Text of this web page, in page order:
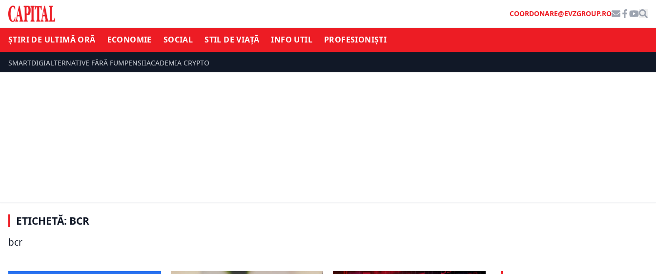
COORDONARE@EVZGROUP.RO
ȘTIRI DE ULTIMĂ ORĂ ECONOMIE SOCIAL STIL DE VIAȚĂ INFO UTIL PROFESIONIȘTI
SMARTDIGIALTERNATIVE FĂRĂ FUMPENSIIACADEMIA CRYPTO
ETICHETĂ: BCR
bcr
Avertisment pentru cursul valutar.
BNR poate interveni chiar dacă